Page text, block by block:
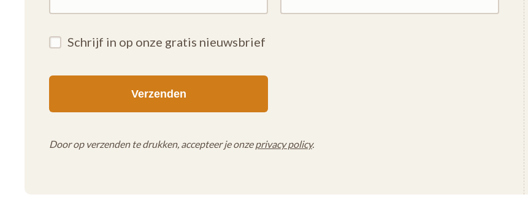
Schrijf in op onze gratis nieuwsbrief
Door op verzenden te drukken, accepteer je onzeprivacy policy.